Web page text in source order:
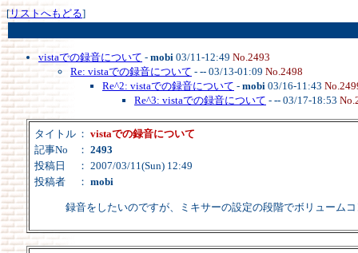
[リストへもどる]
vistaでの録音について - mobi 03/11-12:49 No.2493
Re: vistaでの録音について - -- 03/13-01:09 No.2498
Re^2: vistaでの録音について - mobi 03/16-11:43
Re^3: vistaでの録音について - -- 03/17-18:53
タイトル ： vistaでの録音について
記事No
： 2493
投稿日
： 2007/03/11(Sun) 12:49
投稿者
： mobi
録音をしたいのですが、ミキサーの設定の段階でボリューム